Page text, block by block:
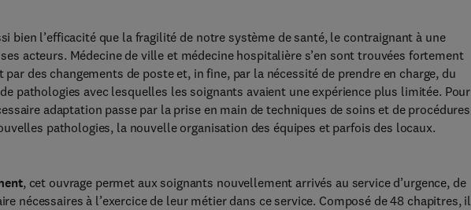
bien l’efficacité que la fragilité de notre système de santé, le contraignant à une
acteurs. Médecine de ville et médecine hospitalière s’en sont trouvées fortement
des changements de poste et, in fine, par la nécessité de prendre en charge, du
pathologies avec lesquelles les soignants avaient une expérience plus limitée. Pour
adaptation passe par la prise en main de techniques de soins et de procédures
pathologies, la nouvelle organisation des équipes et parfois des locaux.
, cet ouvrage permet aux soignants nouvellement arrivés au service d’urgence, de
nécessaires à l’exercice de leur métier dans ce service. Composé de 48 chapitres, il